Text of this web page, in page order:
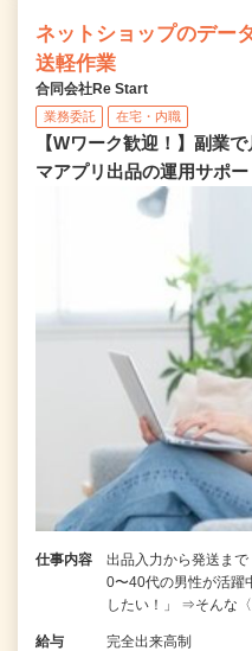
ネットショップのデー
送軽作業
合同会社Re Start
業務委託 在宅・内職
【Wワーク歓迎！】副業
マアプリ出品の運用サポ
仕事内容
出品入力から発送ま
0〜40代の男性が活躍
したい！」 ⇒そんな
給与 完全出来高制